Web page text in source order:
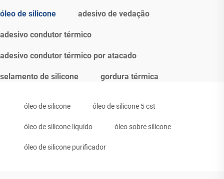
óleo de silicone adesivo de vedação
adesivo condutor térmico
adesivo condutor térmico por atacado
selamento de silicone gordura térmica
óleo de silicone óleo de silicone 5 cst
óleo de silicone líquido óleo sobre silicone
óleo de silicone purificador